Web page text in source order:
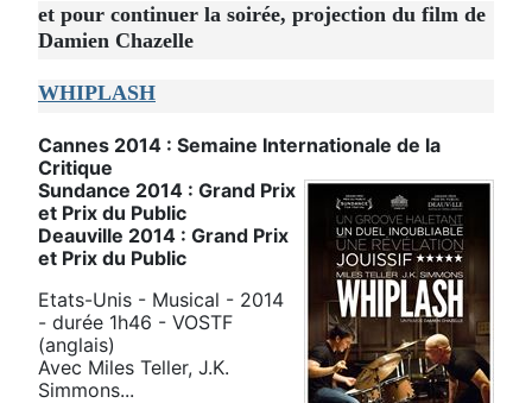
et pour continuer la soirée, projection du film de
Damien Chazelle
WHIPLASH
Cannes 2014 : Semaine Internationale de la
Critique
Sundance 2014 : Grand Prix
et Prix du Public
Deauville 2014 : Grand Prix
et Prix du Public
Etats-Unis - Musical - 2014
- durée 1h46 - VOSTF
(anglais)
Avec Miles Teller, J.K.
Simmons...